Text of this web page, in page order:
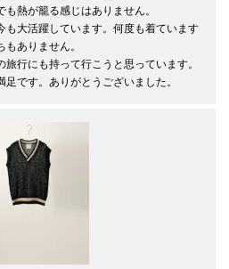
熱が籠る感じはありません。
も大活躍しています。何度も着ています
ありません。
行にも持って行こうと思っています。
です。ありがとうございました。